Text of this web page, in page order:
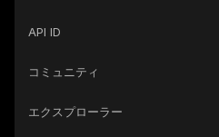
API ID
コミュニティ
エクスプローラー